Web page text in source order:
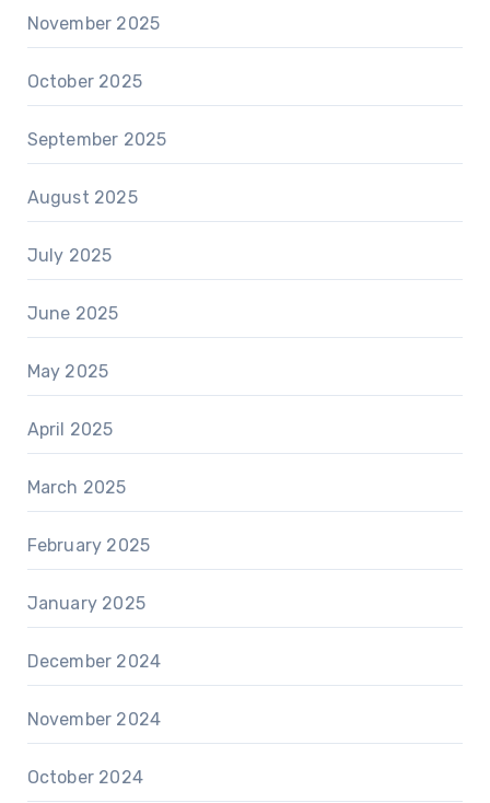
November 2025
October 2025
September 2025
August 2025
July 2025
June 2025
May 2025
April 2025
March 2025
February 2025
January 2025
December 2024
November 2024
October 2024